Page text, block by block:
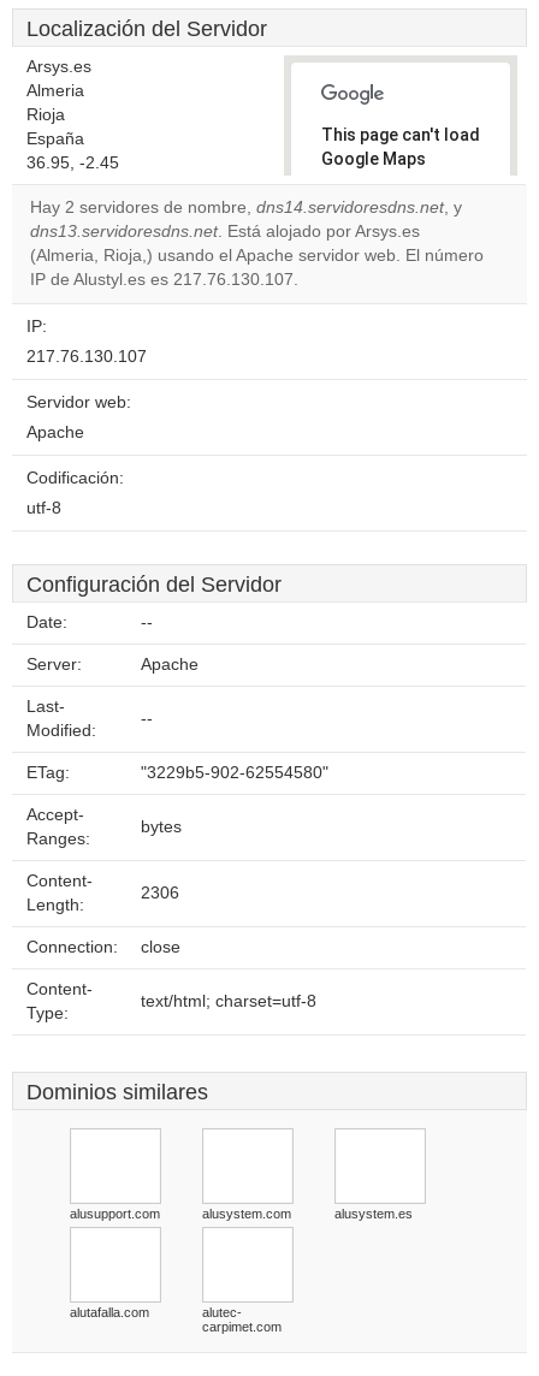
Localización del Servidor
Arsys.es
Almeria
Rioja
España
36.95, -2.45
This page can't load
Google Maps
correctly.
Do you
own this
OK
Hay 2 servidores de nombre, dns14.servidoresdns.net, y
dns13.servidoresdns.net. Está alojado por Arsys.es
(Almeria, Rioja,) usando el Apache servidor web. El número
IP de Alustyl.es es 217.76.130.107.
IP:
217.76.130.107
Servidor web:
Apache
Codificación:
utf-8
Configuración del Servidor
Date: --
Server: Apache
Last-
Modified:
--
ETag: "3229b5-902-62554580"
Accept-
Ranges:
bytes
Content-
Length:
2306
Connection: close
Content-
Type:
text/html; charset=utf-8
Dominios similares
alusupport.com alusystem.com alusystem.es
alutafalla.com
alutec-
carpimet.com